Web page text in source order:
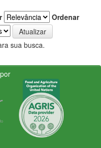
Ordenar
sua busca.